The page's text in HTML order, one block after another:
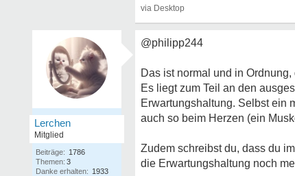
Lerchen
Mitglied
Beiträge: 1786
Themen: 3
Danke erhalten: 1933
@philipp244
Das ist normal und in
Es liegt zum Teil an den
Erwartungshaltung. Selbst ein
auch so beim Herzen (ein
Zudem schreibst du, dass du
die Erwartungshaltung noch